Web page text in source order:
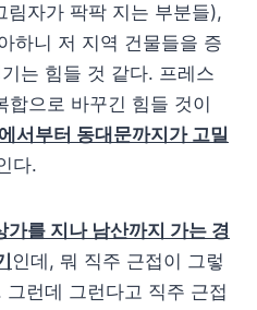
림자가 팍팍 지는 부분들),
하니 저 지역 건물들을 증
는 힘들 것 같다. 프레스
합으로 바꾸긴 힘들 것이
서부터 동대문까지가 고밀
다.
가를 지나 남산까지 가는 경
인데, 뭐 직주 근접이 그렇
런데 그런다고 직주 근접